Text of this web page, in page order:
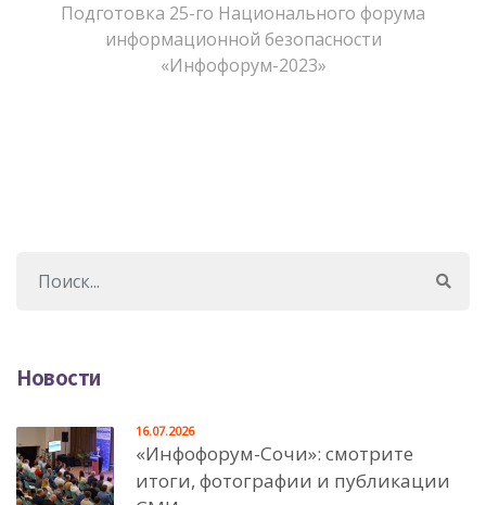
Подготовка 25-го Национального форума
информационной безопасности
«Инфофорум-2023»
Новости
«Инфофорум-Сочи»: смотрите
итоги, фотографии и публикации
16.07.2026